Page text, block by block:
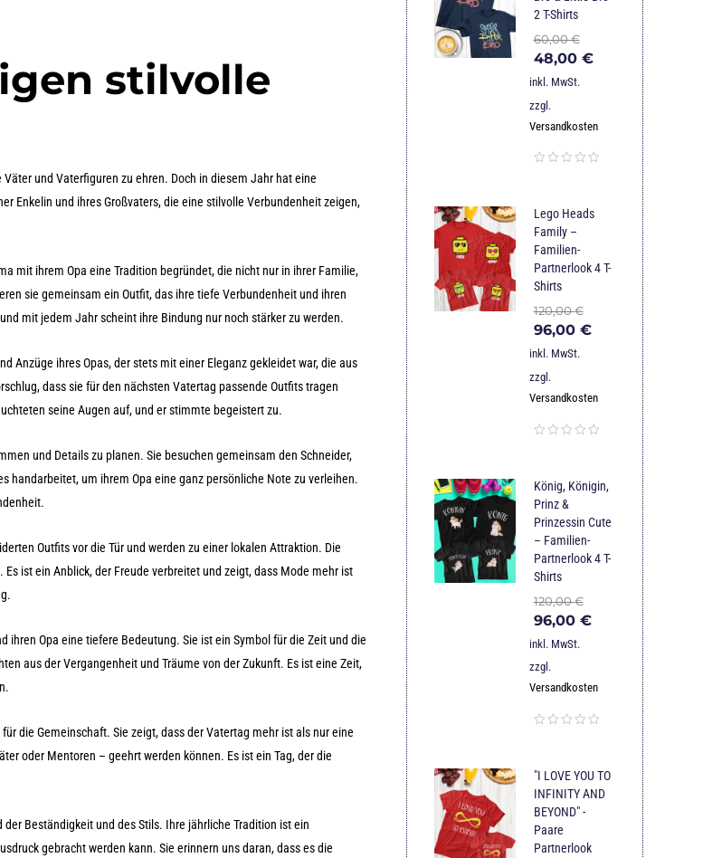
stilvolle
und Vaterfiguren zu ehren. Doch in diesem Jahr hat eine
Enkelin und ihres Großvaters, die eine stilvolle Verbundenheit zeigen,
mit ihrem Opa eine Tradition begründet, die nicht nur in ihrer Familie,
sie gemeinsam ein Outfit, das ihre tiefe Verbundenheit und ihren
mit jedem Jahr scheint ihre Bindung nur noch stärker zu werden.
Anzüge ihres Opas, der stets mit einer Eleganz gekleidet war, die aus
dass sie für den nächsten Vatertag passende Outfits tragen
seine Augen auf, und er stimmte begeistert zu.
und Details zu planen. Sie besuchen gemeinsam den Schneider,
handarbeitet, um ihrem Opa eine ganz persönliche Note zu verleihen.
Outfits vor die Tür und werden zu einer lokalen Attraktion. Die
ist ein Anblick, der Freude verbreitet und zeigt, dass Mode mehr ist
ihren Opa eine tiefere Bedeutung. Sie ist ein Symbol für die Zeit und die
aus der Vergangenheit und Träume von der Zukunft. Es ist eine Zeit,
die Gemeinschaft. Sie zeigt, dass der Vatertag mehr ist als nur eine
oder Mentoren – geehrt werden können. Es ist ein Tag, der die
Beständigkeit und des Stils. Ihre jährliche Tradition ist ein
gebracht werden kann. Sie erinnern uns daran, dass es die
2 T-Shirts
60,00€
48,00 €
inkl. MwSt.
zzgl.
Versandkosten
Lego Heads
Family –
Familien-
Partnerlook 4 T-
Shirts
120,00€
96,00 €
inkl. MwSt.
zzgl.
Versandkosten
König, Königin,
Prinz &
Prinzessin Cute
– Familien-
Partnerlook 4 T-
Shirts
120,00€
96,00 €
inkl. MwSt.
zzgl.
Versandkosten
"I LOVE YOU TO
INFINITY AND
BEYOND" -
Paare
Partnerlook